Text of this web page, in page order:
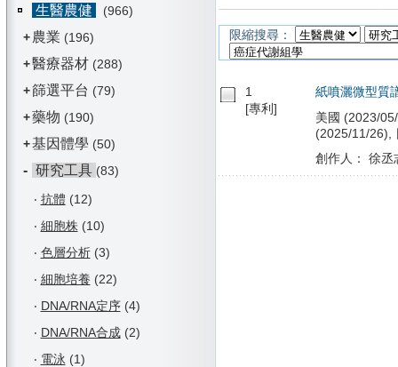
生醫農健
(966)
+ 農業 (196)
+醫療器材 (288)
+篩選平台 (79)
+藥物 (190)
+基因體學 (50)
- 研究工具 (83)
‧ 抗體 (12)
‧ 細胞株(10)
‧ 色層分析(3)
‧ 細胞培養 (22)
‧ DNA/RNA定序(4)
‧ DNA/RNA合成(2)
‧ 電泳 (1)
限縮搜尋：
1
[專利]
紙噴灑微型質
美國 (2023/
(2025/11/26),
創作人： 徐丞